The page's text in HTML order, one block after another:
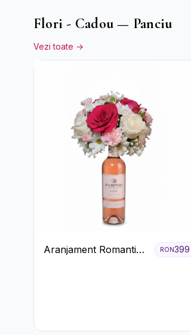
Flori - Cadou — Panciu
Vezi toate →
Aranjament Romantic
RON399